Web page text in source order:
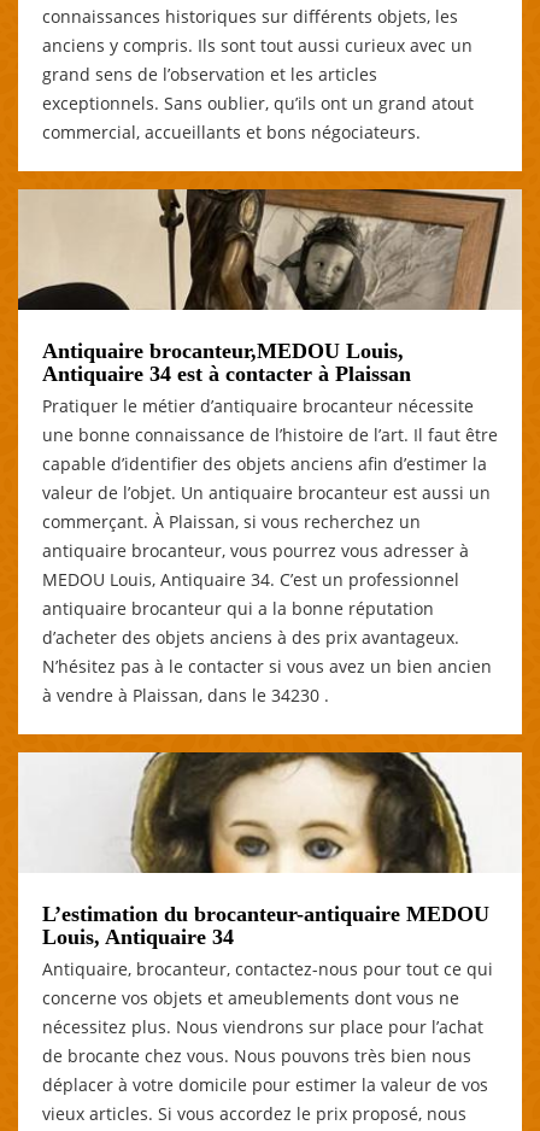
connaissances historiques sur différents objets, les
anciens y compris. Ils sont tout aussi curieux avec un
grand sens de l’observation et les articles
exceptionnels. Sans oublier, qu’ils ont un grand atout
commercial, accueillants et bons négociateurs.
Antiquaire brocanteur,MEDOU Louis,
Antiquaire 34 est à contacter à Plaissan
Pratiquer le métier d’antiquaire brocanteur nécessite
une bonne connaissance de l’histoire de l’art. Il faut être
capable d’identifier des objets anciens afin d’estimer la
valeur de l’objet. Un antiquaire brocanteur est aussi un
commerçant. À Plaissan, si vous recherchez un
antiquaire brocanteur, vous pourrez vous adresser à
MEDOU Louis, Antiquaire 34. C’est un professionnel
antiquaire brocanteur qui a la bonne réputation
d’acheter des objets anciens à des prix avantageux.
N’hésitez pas à le contacter si vous avez un bien ancien
à vendre à Plaissan, dans le 34230 .
L’estimation du brocanteur-antiquaire MEDOU
Louis, Antiquaire 34
Antiquaire, brocanteur, contactez-nous pour tout ce qui
concerne vos objets et ameublements dont vous ne
nécessitez plus. Nous viendrons sur place pour l’achat
de brocante chez vous. Nous pouvons très bien nous
déplacer à votre domicile pour estimer la valeur de vos
vieux articles. Si vous accordez le prix proposé, nous